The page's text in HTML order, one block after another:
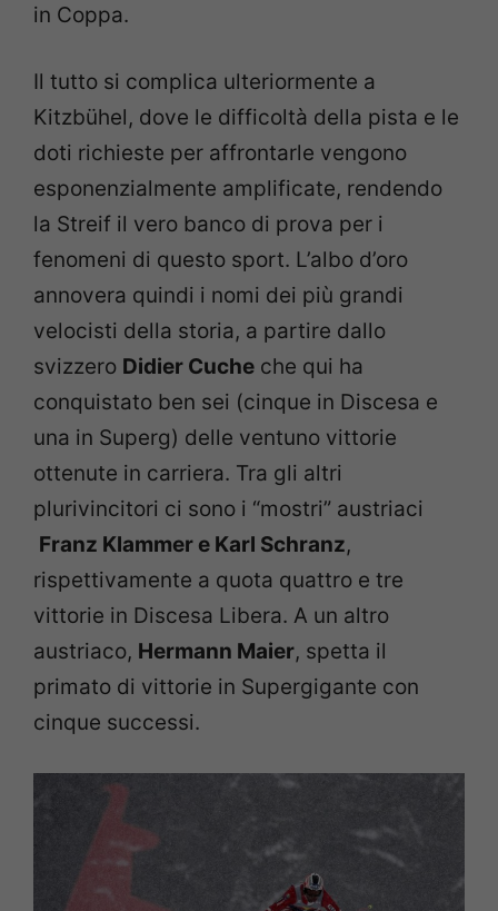
in Coppa.
Il tutto si complica ulteriormente a
Kitzbühel, dove le difficoltà della pista e le
doti richieste per affrontarle vengono
esponenzialmente amplificate, rendendo
la Streif il vero banco di prova per i
fenomeni di questo sport. L’albo d’oro
annovera quindi i nomi dei più grandi
velocisti della storia, a partire dallo
svizzero Didier Cuche che qui ha
conquistato ben sei (cinque in Discesa e
una in Superg) delle ventuno vittorie
ottenute in carriera. Tra gli altri
plurivincitori ci sono i “mostri” austriaci
Franz Klammer e Karl Schranz,
rispettivamente a quota quattro e tre
vittorie in Discesa Libera. A un altro
austriaco, Hermann Maier, spetta il
primato di vittorie in Supergigante con
cinque successi.